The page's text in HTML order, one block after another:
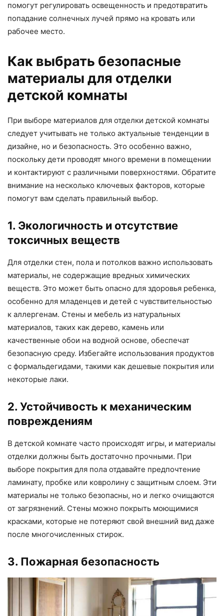
помогут регулировать освещенность и предотвратить
попадание солнечных лучей прямо на кровать или
рабочее место.
Как выбрать безопасные
материалы для отделки
детской комнаты
При выборе материалов для отделки детской комнаты
следует учитывать не только актуальные тенденции в
дизайне, но и безопасность. Это особенно важно,
поскольку дети проводят много времени в помещении
и контактируют с различными поверхностями. Обратите
внимание на несколько ключевых факторов, которые
помогут вам сделать правильный выбор.
1. Экологичность и отсутствие
токсичных веществ
Для отделки стен, пола и потолков важно использовать
материалы, не содержащие вредных химических
веществ. Это может быть опасно для здоровья ребенка,
особенно для младенцев и детей с чувствительностью
к аллергенам. Стены и мебель из натуральных
материалов, таких как дерево, камень или
качественные обои на водной основе, обеспечат
безопасную среду. Избегайте использования продуктов
с формальдегидами, такими как дешевые покрытия или
некоторые лаки.
2. Устойчивость к механическим
повреждениям
В детской комнате часто происходят игры, и материалы
отделки должны быть достаточно прочными. При
выборе покрытия для пола отдавайте предпочтение
ламинату, пробке или ковролину с защитным слоем. Эти
материалы не только безопасны, но и легко очищаются
от загрязнений. Стены можно покрыть моющимися
красками, которые не потеряют свой внешний вид даже
после многочисленных стирок.
3. Пожарная безопасность